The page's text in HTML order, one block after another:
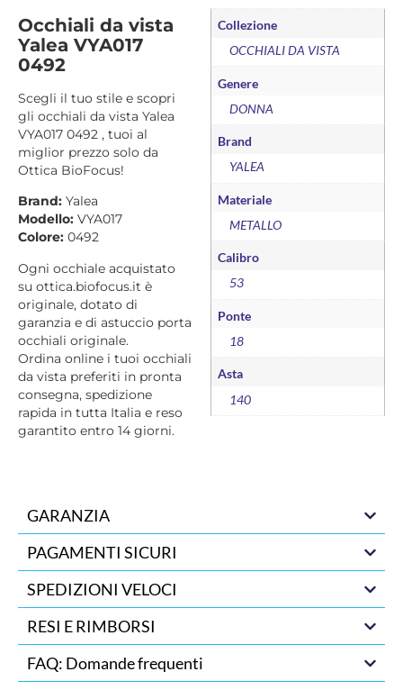
Occhiali da vista
Yalea VYA017
0492
Scegli il tuo stile e scopri
gli occhiali da vista Yalea
VYA017 0492 , tuoi al
miglior prezzo solo da
Ottica BioFocus!
Brand: Yalea
Modello: VYA017
Colore: 0492
Ogni occhiale acquistato
su ottica.biofocus.it è
originale, dotato di
garanzia e di astuccio porta
occhiali originale.
Ordina online i tuoi occhiali
da vista preferiti in pronta
consegna, spedizione
rapida in tutta Italia e reso
garantito entro 14 giorni.
Collezione
OCCHIALI DA VISTA
Genere
DONNA
Brand
YALEA
Materiale
METALLO
Calibro
53
Ponte
18
Asta
140
GARANZIA
PAGAMENTI SICURI
SPEDIZIONI VELOCI
RESI E RIMBORSI
FAQ: Domande frequenti